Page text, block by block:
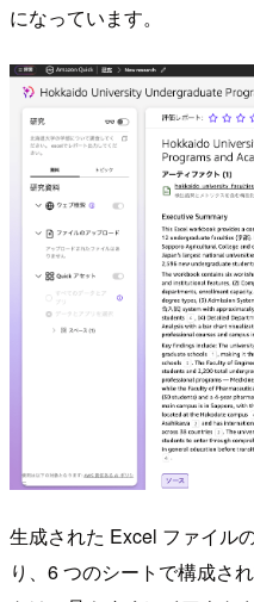
になっています。
生成された Excel ファイル
り、6 つのシートで構成さ